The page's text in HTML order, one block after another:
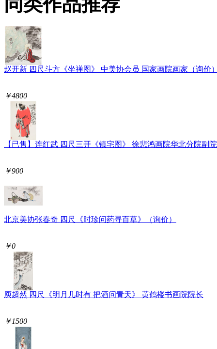
赵开新 四尺斗方《坐禅图》 中美协会员 国家画院画家（询价
￥4800
【已售】连红武 四尺三开《镇宅图》 徐悲鸿画院华北分院副
￥900
北京美协张春奇 四尺《时珍问药寻百草》（询价）
￥0
庾超然 四尺《明月几时有 把酒问青天》 黄鹤楼书画院院长
￥1500